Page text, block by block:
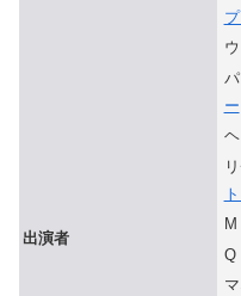
出演者
ー
M
Q